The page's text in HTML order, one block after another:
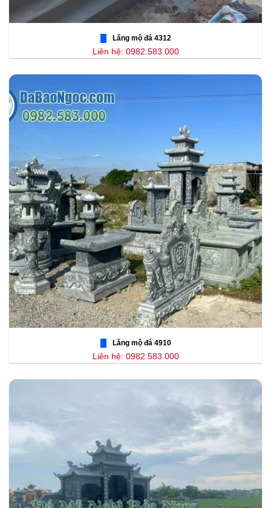
Lăng mộ đá 4312
Liên hệ: 0982.583.000
Lăng mộ đá 4910
Liên hệ: 0982.583.000